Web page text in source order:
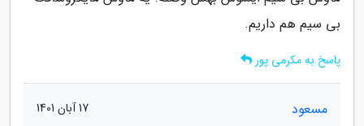
بی سیم هم داریم.
پاسخ به مکرمی پور
مسعود 17 آبان 1401